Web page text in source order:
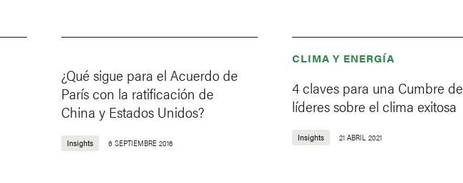
¿Qué sigue para el Acuerdo de
París con la ratificación de
China y Estados Unidos?
Insights 6 SEPTIEMBRE 2016
CLIMA Y ENERGÍA
4 claves para una Cumbre de
líderes sobre el clima exitosa
Insights 21 ABRIL 2021